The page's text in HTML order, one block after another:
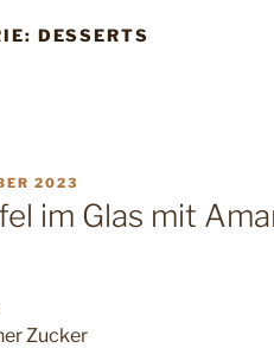
DESSERTS
2023
im Glas mit
Zucker